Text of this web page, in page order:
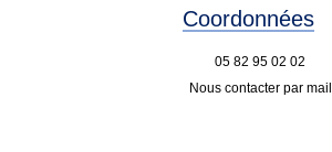
Coordonnées
05 82 95 02 02
Nous contacter par mail